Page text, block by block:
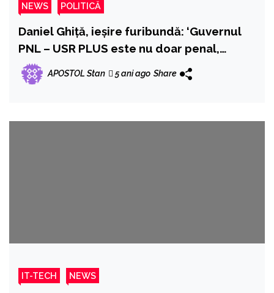
NEWS POLITICĂ
Daniel Ghiță, ieșire furibundă: ‘Guvernul
PNL – USR PLUS este nu doar penal,
pușcăriaș, evazionist, puțin alcoolic și,
până la proba contrarie pe care Cîțu încă
APOSTOL Stan 5 ani ago Share
IT-TECH NEWS